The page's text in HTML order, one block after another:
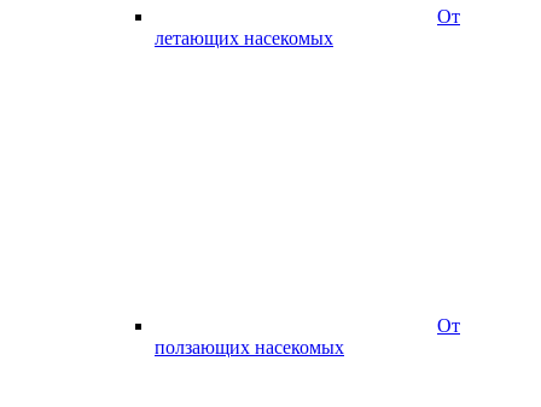
От
летающих насекомых
От
ползающих насекомых